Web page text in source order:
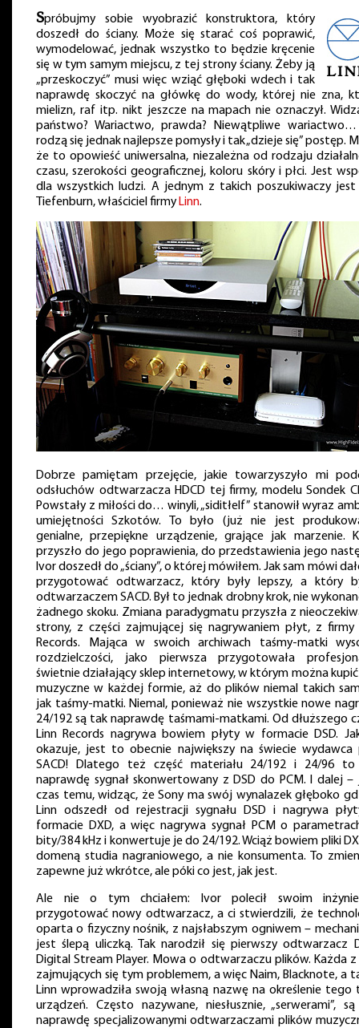
Spróbujmy sobie wyobrazić konstruktora, który
doszedł do ściany. Może się starać coś poprawić,
wymodelować, jednak wszystko to będzie kręcenie
się w tym samym miejscu, z tej strony ściany. Żeby ją
„przeskoczyć” musi więc wziąć głęboki wdech i tak
naprawdę skoczyć na główkę do wody, której nie zna,
mielizn, raf itp. nikt jeszcze na mapach nie oznaczył.
państwo? Wariactwo, prawda? Niewątpliwe wariactwo…
rodzą się jednak najlepsze pomysły i tak „dzieje się” postęp.
że to opowieść uniwersalna, niezależna od rodzaju
czasu, szerokości geograficznej, koloru skóry i płci. Jest
dla wszystkich ludzi. A jednym z takich poszukiwaczy jest
Tiefenburn, właściciel firmy Linn.
Dobrze pamiętam przejęcie, jakie towarzyszyło mi
odsłuchów odtwarzacza HDCD tej firmy, modelu Sondek
Powstały z miłości do… winyli, „siditłelf” stanowił wyraz
umiejętności Szkotów. To było (już nie jest
genialne, przepiękne urządzenie, grające jak marzenie.
przyszło do jego poprawienia, do przedstawienia jego
Ivor doszedł do „ściany”, o której mówiłem. Jak sam mówi
przygotować odtwarzacz, który były lepszy, a który
odtwarzaczem SACD. Był to jednak drobny krok, nie
żadnego skoku. Zmiana paradygmatu przyszła z
strony, z części zajmującej się nagrywaniem płyt, z firmy
Records. Mająca w swoich archiwach taśmy-matki
rozdzielczości, jako pierwsza przygotowała
świetnie działający sklep internetowy, w którym można
muzyczne w każdej formie, aż do plików niemal takich
jak taśmy-matki. Niemal, ponieważ nie wszystkie nowe
24/192 są tak naprawdę taśmami-matkami. Od dłuższego
Linn Records nagrywa bowiem płyty w formacie DSD.
okazuje, jest to obecnie największy na świecie wydawca
SACD! Dlatego też część materiału 24/192 i 24/96
naprawdę sygnał skonwertowany z DSD do PCM. I dalej –
czas temu, widząc, że Sony ma swój wynalazek głęboko
Linn odszedł od rejestracji sygnału DSD i nagrywa
formacie DXD, a więc nagrywa sygnał PCM o
bity/384 kHz i konwertuje je do 24/192. Wciąż bowiem pliki
domeną studia nagraniowego, a nie konsumenta. To
zapewne już wkrótce, ale póki co jest, jak jest.
Ale nie o tym chciałem: Ivor polecił swoim
przygotować nowy odtwarzacz, a ci stwierdzili, że
oparta o fizyczny nośnik, z najsłabszym ogniwem –
jest ślepą uliczką. Tak narodził się pierwszy odtwarzacz
Digital Stream Player. Mowa o odtwarzaczu plików. Każda
zajmujących się tym problemem, a więc Naim, Blacknote, a
Linn wprowadziła swoją własną nazwę na określenie tego
urządzeń. Często nazywane, niesłusznie, „serwerami”,
naprawdę specjalizowanymi odtwarzaczami plików